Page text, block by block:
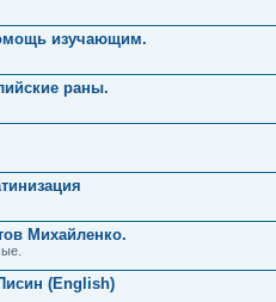
изучающим.
раны.
Михайленко.
(English)